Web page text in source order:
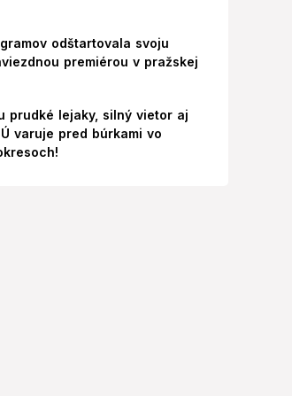
odštartovala svoju
premiérou v pražskej
prudké lejaky, silný vietor aj
varuje pred búrkami vo